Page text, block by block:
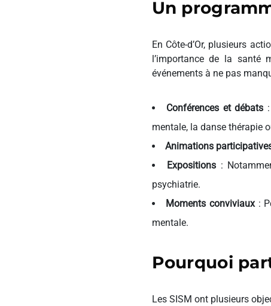
Un
En Côte-d’Or, plusieurs
l’importance de la santé
événements à ne pas
Conférences et débats
mentale, la danse thérapie
Animations
Expositions :
psychiatrie.
Moments conviviaux:
mentale.
Pourquoi
Les SISM ont plusieurs